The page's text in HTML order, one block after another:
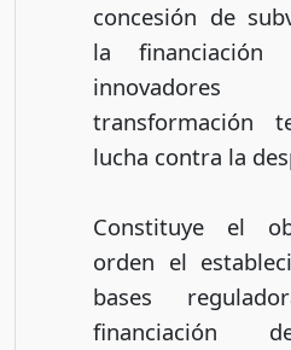
concesión de
la financiación
transformación
lucha contra la
Constituye el
orden el
bases
financiación